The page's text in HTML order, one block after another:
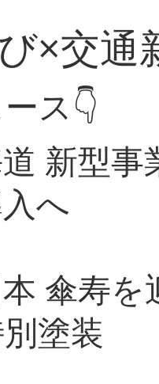
×交通
ス👇
新型
へ
傘寿
塗装